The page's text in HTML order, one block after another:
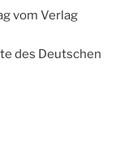
vom Verlag
des Deutschen